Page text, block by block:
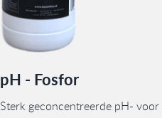
pH - Fosfor
Sterk geconcentreerde pH-